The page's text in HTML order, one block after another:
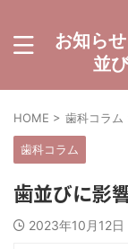
お知ら
並
HOME > 歯科コラム
歯科コラム
歯並びに影
2023年10月12日